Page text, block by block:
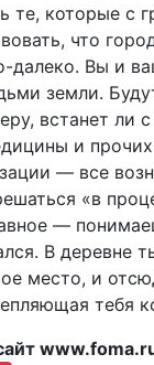
те, которые с
что
далеко. Вы и
земли.
встанет ли
и
— все
«в
—
В деревне
место, и
тебя